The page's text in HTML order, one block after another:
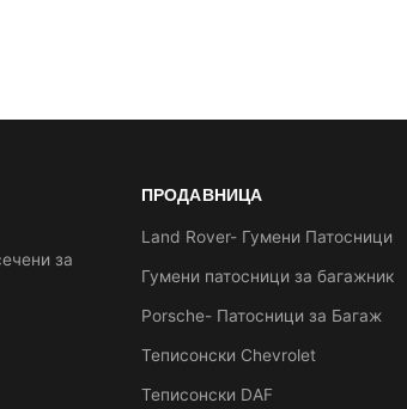
за
ПРОДАВНИЦА
Land Rover- Гумени Патосници
Гумени патосници за багажник
Porsche- Патосници за Багаж
Теписонски Chevrolet
Теписонски DAF